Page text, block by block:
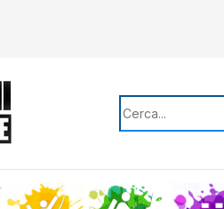
Search for:
SCUBA CLIMB TREKKING